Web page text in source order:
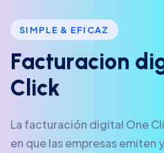
SIMPLE & EFICAZ
Facturacion d i
C ick
La facturación digital One
en que las empresas emiten